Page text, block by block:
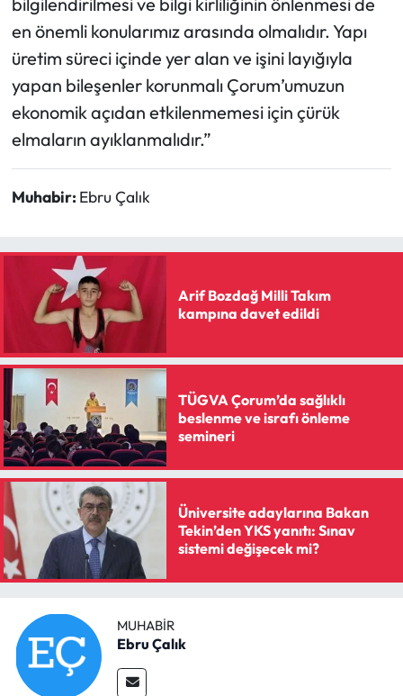
en önemli konularımız arasında olmalıdır. Yapı
üretim süreci içinde yer alan ve işini layığıyla
yapan bileşenler korunmalı Çorum’umuzun
ekonomik açıdan etkilenmemesi için çürük
elmaların ayıklanmalıdır.”
Muhabir: Ebru Çalık
Arif Bozdağ Milli Takım
kampına davet edildi
TÜGVA Çorum’da sağlıklı
beslenme ve israfı önleme
semineri
Üniversite adaylarına Bakan
Tekin’den YKS yanıtı: Sınav
sistemi değişecek mi?
MUHABIR
Ebru Çalık